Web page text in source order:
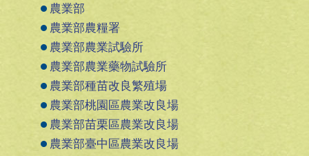
農業部
農業部農糧署
農業部農業試驗所
農業部農業藥物試驗所
農業部種苗改良繁殖場
農業部桃園區農業改良場
農業部苗栗區農業改良場
農業部臺中區農業改良場